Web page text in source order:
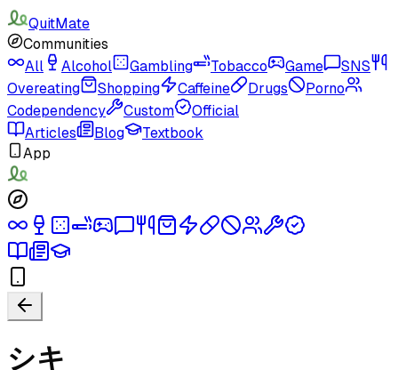
QuitMate
Communities
All
Alcohol Gambling Tobacco Game
SNS
Overeating
Shopping Caffeine Drugs
Porno
Codependency
Custom
Official
Articles
Blog
Textbook
App
シキ